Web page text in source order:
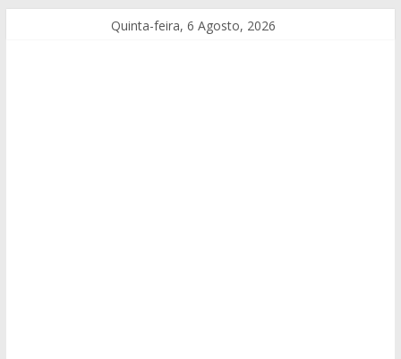
Quinta-feira, 6 Agosto, 2026